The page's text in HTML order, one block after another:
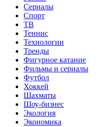
Сериалы
Спорт
ТВ
Теннис
Технологии
Тренды
Фигурное катание
Фильмы и сериалы
Футбол
Хоккей
Шахматы
Шоу-бизнес
Экология
Экономика